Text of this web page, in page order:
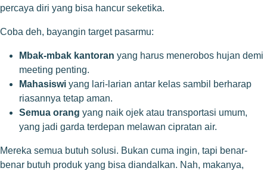
percaya diri yang bisa hancur seketika.
Coba deh, bayangin target pasarmu:
Mbak-mbak kantoran yang harus menerobos hujan demi
meeting penting.
Mahasiswi yang lari-larian antar kelas sambil berharap
riasannya tetap aman.
Semua orang yang naik ojek atau transportasi umum,
yang jadi garda terdepan melawan cipratan air.
Mereka semua butuh solusi. Bukan cuma ingin, tapi benar-
benar butuh produk yang bisa diandalkan. Nah, makanya,